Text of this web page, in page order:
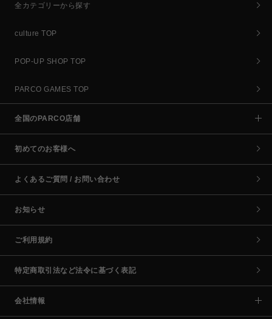
全カテゴリーから探す
culture TOP
POP-UP SHOP TOP
PARCO GAMES TOP
全国のPARCO店舗
初めてのお客様へ
よくあるご質問 / お問い合わせ
お知らせ
ご利用規約
特定商取引法など法令に基づく表記
会社情報